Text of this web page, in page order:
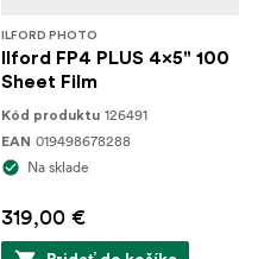
ILFORD PHOTO
Ilford FP4 PLUS 4x5" 100
Sheet Film
Kód produktu 126491
EAN 019498678288
Na sklade
319,00 €